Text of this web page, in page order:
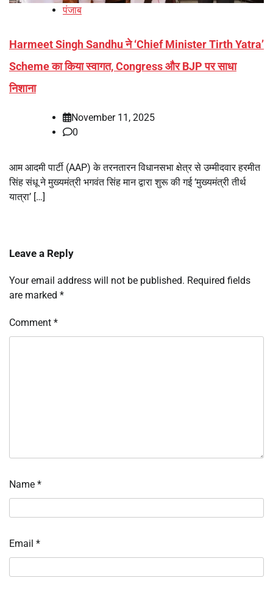
पंजाब
Harmeet Singh Sandhu ने ‘Chief Minister Tirth Yatra’
Scheme का किया स्वागत, Congress और BJP पर साधा
निशाना
November 11, 2025
0
आम आदमी पार्टी (AAP) के तरनतारन विधानसभा क्षेत्र से उम्मीदवार हरमीत
सिंह संधू ने मुख्यमंत्री भगवंत सिंह मान द्वारा शुरू की गई ‘मुख्यमंत्री तीर्थ
यात्रा’ […]
Leave a Reply
Your email address will not be published. Required fields
are marked *
Comment *
Name *
Email *